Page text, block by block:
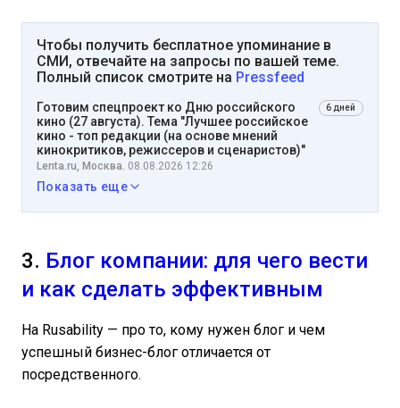
Чтобы получить бесплатное упоминание в
СМИ, отвечайте на запросы по вашей теме.
Полный список смотрите на Pressfeed
Готовим спецпроект ко Дню российского
кино (27 августа). Тема "Лучшее российское
кино - топ редакции (на основе мнений
кинокритиков, режиссеров и сценаристов)"
6 дней
Lenta.ru, Москва. 08.08.2026 12:26
Показать еще
3. Блог компании: для чего вести
и как сделать эффективным
На Rusability — про то, кому нужен блог и чем
успешный бизнес-блог отличается от
посредственного.